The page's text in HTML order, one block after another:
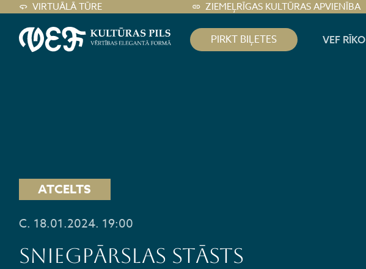
VIRTUĀLĀ TŪRE ZIEMEĻRĪGAS KULTŪRAS APVIENĪBA
PIRKT BIĻETES VEF RĪKO
ATCELTS
C. 18.01.2024. 19:00
SNIEGPĀRSLAS STĀSTS